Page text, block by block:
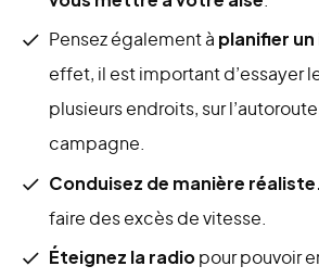
Pensez également à planifier
effet, il est important d’essayer
plusieurs endroits, sur
campagne.
Conduisez de manière
faire des excès de vitesse.
Éteignez la radiopour pouvoir